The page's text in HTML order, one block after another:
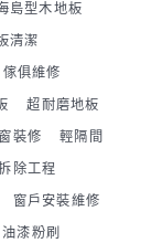
島型木地板
清潔
傢俱維修
超耐磨地板
裝修 輕隔間
除工程
窗戶安裝維修
油漆粉刷